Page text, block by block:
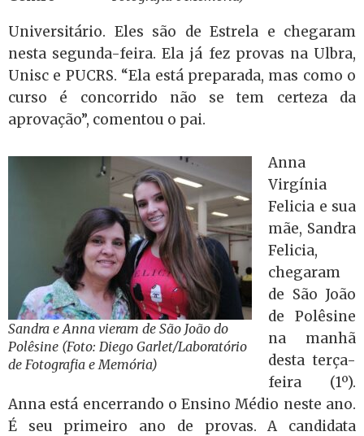
Universitário. Eles são de Estrela e chegaram
nesta segunda-feira. Ela já fez provas na Ulbra,
Unisc e PUCRS. “Ela está preparada, mas como o
curso é concorrido não se tem certeza da
aprovação”, comentou o pai.
Sandra e Anna vieram de São João do
Polêsine (Foto: Diego Garlet/Laboratório
de Fotografia e Memória)
Anna
Virgínia
Felicia e sua
mãe, Sandra
Felicia,
chegaram
de São João
de Polêsine
na manhã
desta terça-
feira (1º).
Anna está encerrando o Ensino Médio neste ano.
É seu primeiro ano de provas. A candidata